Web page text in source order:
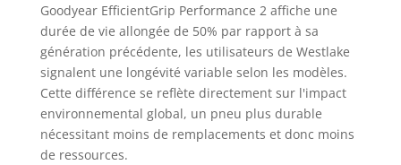
Goodyear EfficientGrip Performance 2 affiche une
durée de vie allongée de 50% par rapport à sa
génération précédente, les utilisateurs de Westlake
signalent une longévité variable selon les modèles.
Cette différence se reflète directement sur l'impact
environnemental global, un pneu plus durable
nécessitant moins de remplacements et donc moins
de ressources.